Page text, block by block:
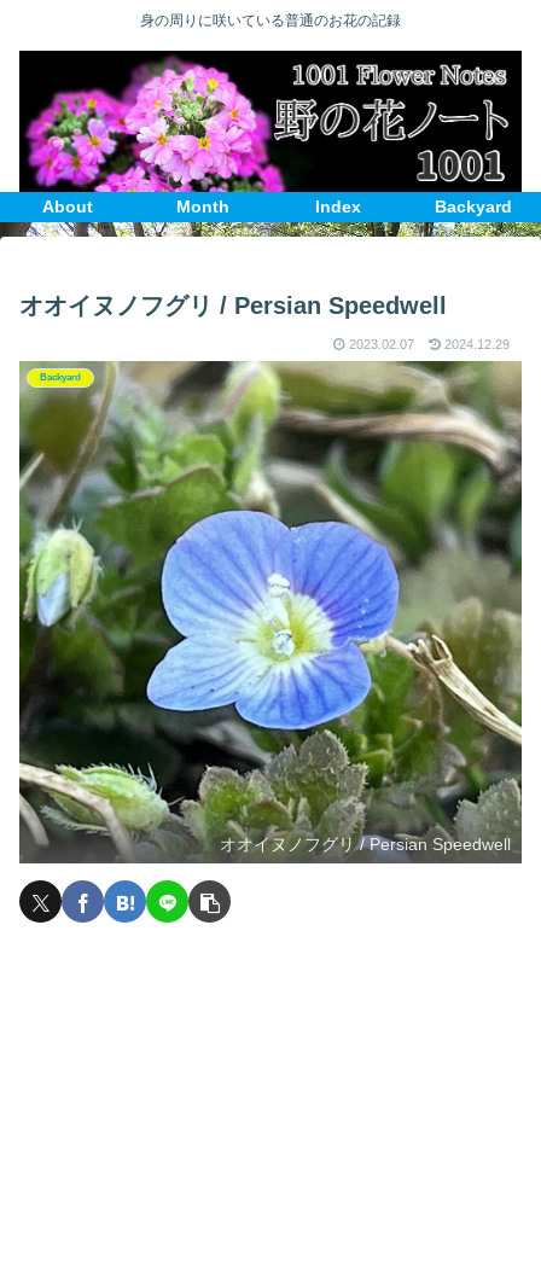
身の周りに咲いている普通のお花の記録
About Month Index Backyard
オオイヌノフグリ / Persian Speedwell
2023.02.07 2024.12.29
Backyard
オオイヌノフグリ / Persian Speedwell